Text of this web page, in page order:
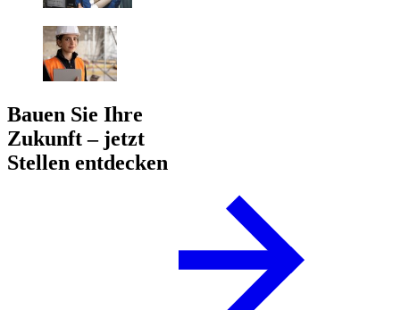
Bauen Sie Ihre
Zukunft – jetzt
Stellen entdecken